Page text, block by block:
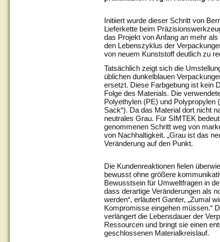
Initiiert wurde dieser Schritt von
Lieferkette beim
das Projekt von Anfang an mehr
den Lebenszyklus der
von neuem Kunststoff deutlich zu
Tatsächlich zeigt sich die
üblichen dunkelblauen
ersetzt. Diese Farbgebung ist kein
Folge des Materials. Die
Polyethylen (PE) und Polypropylen
Sack“). Da das Material dort nicht
neutrales Grau. Für SIMTEK
genommenen Schritt weg von
von Nachhaltigkeit. „Grau ist das
Veränderung auf den Punkt.
Die Kundenreaktionen fielen
bewusst ohne größere
Bewusstsein für Umweltfragen in
dass derartige Veränderungen als
werden“, erläutert Ganter, „Zumal
Kompromisse eingehen müssen.“
verlängert die Lebensdauer der
Ressourcen und bringt sie einen
geschlossenen Materialkreislauf.